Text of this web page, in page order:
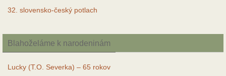
32. slovensko-český potlach
Blahoželáme k narodeninám
Lucky (T.O. Severka) – 65 rokov